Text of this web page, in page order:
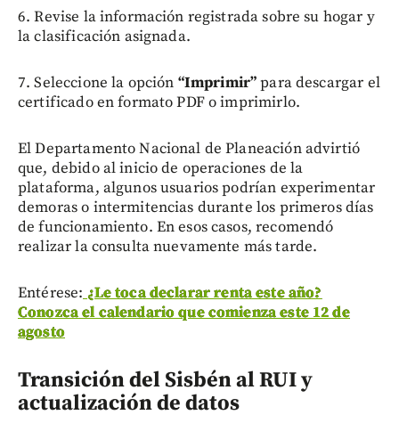
6. Revise la información registrada sobre su hogar y
la clasificación asignada.
7. Seleccione la opción “Imprimir”para descargar el
certificado en formato PDF o imprimirlo.
El Departamento Nacional de Planeación advirtió
que, debido al inicio de operaciones de la
plataforma, algunos usuarios podrían experimentar
demoras o intermitencias durante los primeros días
de funcionamiento. En esos casos, recomendó
realizar la consulta nuevamente más tarde.
Entérese: ¿Le toca declarar renta este año?
Conozca el calendario que comienza este 12 de
agosto
Transición del Sisbén al RUI y
actualización de datos